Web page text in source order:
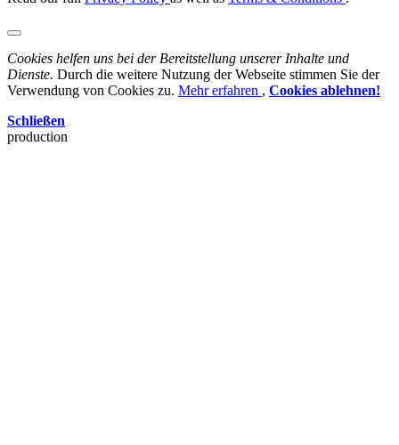
Cookies helfen uns bei der Bereitstellung unserer Inhalte und
Dienste. Durch die weitere Nutzung der Webseite stimmen Sie der
Verwendung von Cookies zu. Mehr erfahren , Cookies ablehnen!
Schließen
production